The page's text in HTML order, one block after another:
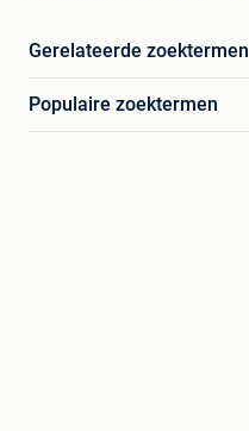
Gerelateerde zoektermen
Populaire zoektermen